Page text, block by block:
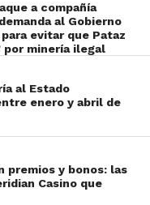
a compañía
al Gobierno
evitar que Pataz
por minería ilegal
al Estado
enero y abril de
premios y bonos: las
Casino que